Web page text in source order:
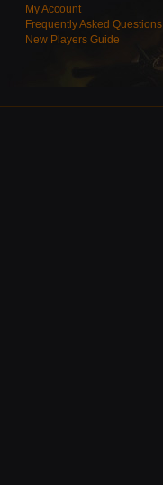
My Account
Frequently Asked Questions
New Players Guide